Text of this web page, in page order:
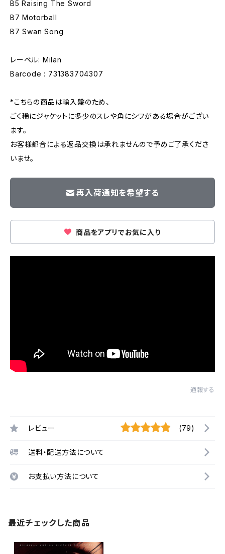
B5 Raising The Sword
B7 Motorball
B7 Swan Song
レーベル: Milan
Barcode : 731383704307
*こちらの商品は輸入盤のため、
ごく稀にジャケットに多少のスレや角にシワがある場合がござい
ます。
お客様都合による返品交換は承れませんので予めご了承くださ
いませ。
再入荷通知を希望する
商品をアプリでお気に入り
通報する
レビュー (79)
送料・配送方法について
お支払い方法について
最近チェックした商品